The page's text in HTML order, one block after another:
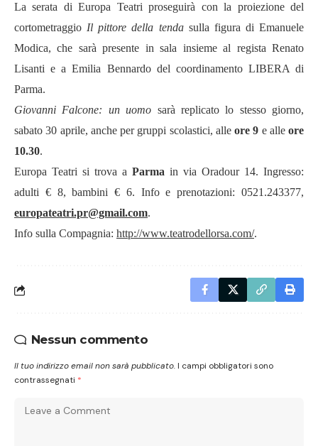
La serata di Europa Teatri proseguirà conla proiezione del
cortometraggio Il pittore della tenda sulla figura di Emanuele
Modica, che sarà presente in sala insieme al registaRenato
Lisanti e aEmilia Bennardo del coordinamento LIBERA di
Parma.
Giovanni Falcone: un uomo sarà replicato lo stesso giorno,
sabato 30 aprile, anche per gruppi scolastici, alle ore 9 e alle ore
10.30.
Europa Teatri si trova a Parma in via Oradour 14. Ingresso:
adulti € 8, bambini € 6. Info e prenotazioni: 0521.243377,
europateatri.pr@gmail.com.
Info sulla Compagnia: http://www.teatrodellorsa.com/.
Nessun commento
Il tuo indirizzo email non sarà pubblicato. I campi obbligatori sono
contrassegnati *